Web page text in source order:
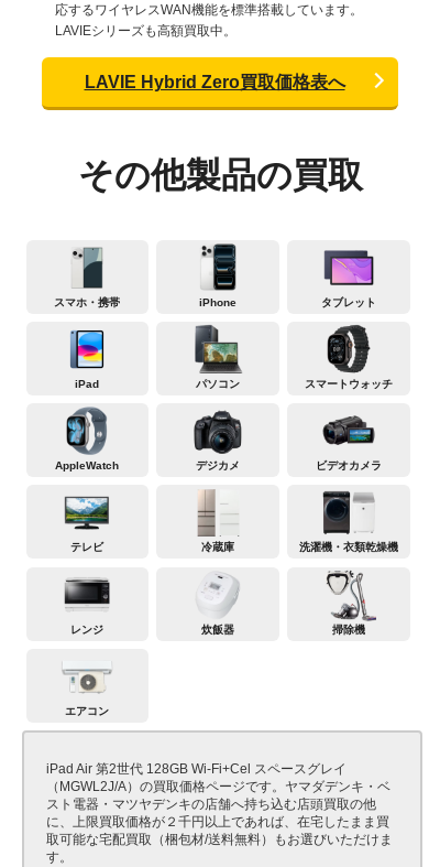
応するワイヤレスWAN機能を標準搭載しています。
LAVIEシリーズも高額買取中。
LAVIE Hybrid Zero買取価格表へ
その他製品の買取
スマホ・携帯 iPhone タブレット
iPad パソコン スマートウォッチ
AppleWatch デジカメ ビデオカメラ
テレビ 冷蔵庫 洗濯機・衣類乾燥機
レンジ 炊飯器 掃除機
エアコン
iPad Air 第2世代 128GB Wi-Fi+Cel スペースグレイ
（MGWL2J/A）の買取価格ページです。ヤマダデンキ・ベ
スト電器・マツヤデンキの店舗へ持ち込む店頭買取の他
に、上限買取価格が２千円以上であれば、在宅したまま買
取可能な宅配買取（梱包材/送料無料）もお選びいただけま
す。